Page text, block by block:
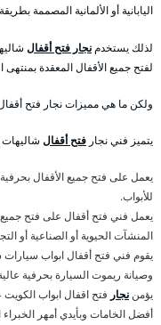
اليابانية أو الألمانية المصممة
لذلك يستخدم نجار فتح أقفال
لفتح جميع الأقفال المعقدة بمنتهى
ولكن ما هي مميزات نجار فتح
يتميز فني نجار فتح أقفال شاليهات
يعمل على فتح جميع الأقفال
للأبواب.
يعمل فني فتح أقفال على فتح جميع
المنشآت الحيوية أو الصناعية أو
يقوم فني فتح أقفال ابواب سيارات
وصيانة ريموت السيارة بحرفية
يؤمن نجار فتح اقفال ابواب
أفضل الخامات وبأيدي أمهر